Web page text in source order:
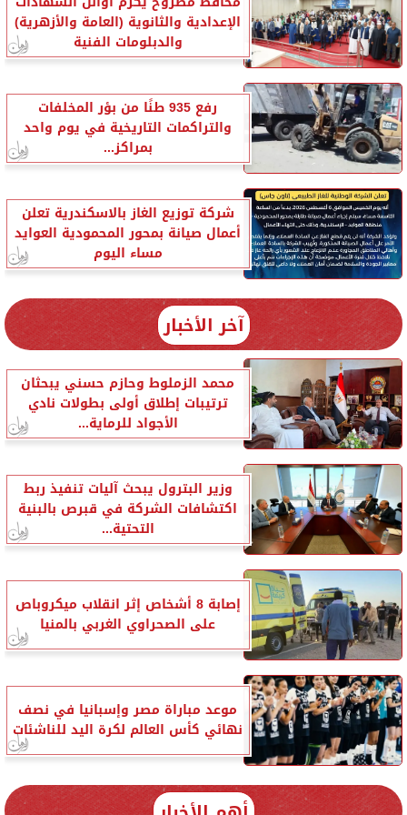
الإعدادية والثانوية (العامة والأزهرية)
والدبلومات الفنية
رفع 935 طنًا من بؤر المخلفات
والتراكمات التاريخية في يوم واحد
بمراكز...
شركة توزيع الغاز بالاسكندرية تعلن
أعمال صيانة بمحور المحمودية العوايد
مساء اليوم
آخر الأخبار
محمد الزملوط وحازم حسني يبحثان
ترتيبات إطلاق أولى بطولات نادي
الأجواد للرماية...
وزير البترول يبحث آليات تنفيذ ربط
اكتشافات الشركة في قبرص بالبنية
التحتية...
إصابة 8 أشخاص إثر انقلاب ميكروباص
على الصحراوي الغربي بالمنيا
موعد مباراة مصر وإسبانيا في نصف
نهائي كأس العالم لكرة اليد للناشئات